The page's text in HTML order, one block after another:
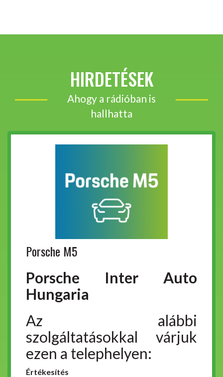
HIRDETÉSEK
Ahogy a rádióban is
hallhatta
Porsche M5
Porsche Inter Auto
Hungaria
Az alábbi
szolgáltatásokkal várjuk
ezen a telephelyen:
Értékesítés